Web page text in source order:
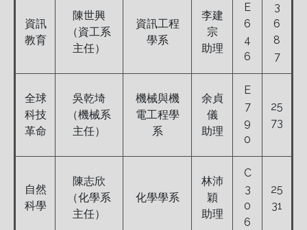
資訊
教育
陳世興
（資工系
主任）
資訊工程
學系
李建
宗
助理
E
6
4
6
3
6
8
7
全球
科技
革命
吳乾埼
（機械系
主任）
機械與機
電工程學
系
余貞
儀
助理
E
7
9
0
25
73
自然
科學
陳志欣
（化學系
主任）
化學學系
林沛
穎
助理
C
3
0
6
25
31